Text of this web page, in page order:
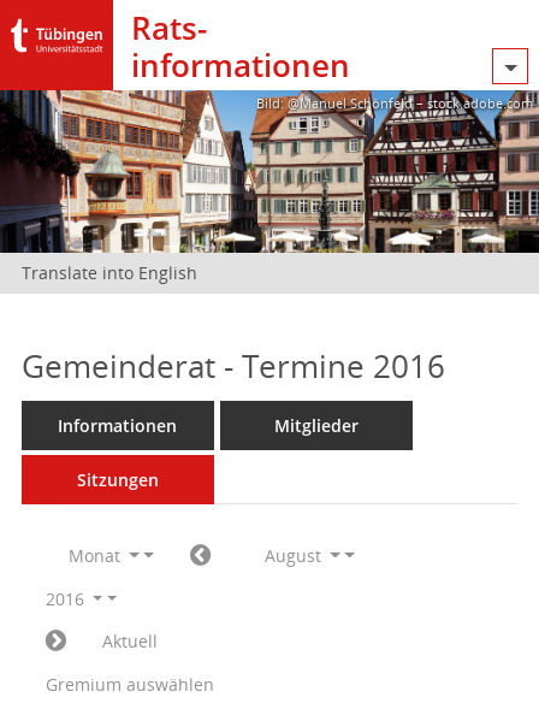
Rats­
informationen
Bild: @Manuel Schönfeld – stock.adobe.com
Translate into English
Gemeinderat - Termine 2016
Informationen Mitglieder
Sitzungen
Monat
August
2016
Aktuell
Gremium auswählen